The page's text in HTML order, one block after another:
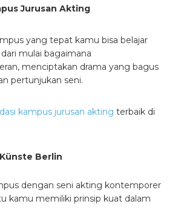
Jurusan Akting
yang tepat kamu bisa belajar
mulai bagaimana
menciptakan drama yang bagus
pertunjukan seni.
kampus jurusan akting terbaik di
Berlin
dengan seni akting kontemporer
kamu memiliki prinsip kuat dalam